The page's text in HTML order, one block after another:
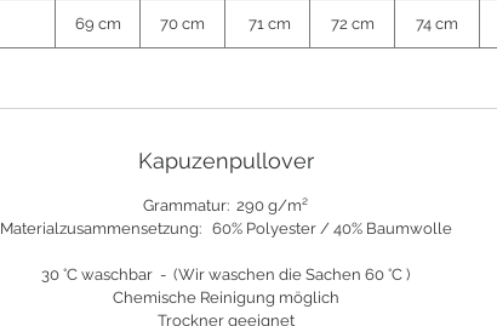
69 cm 70 cm 71 cm 72 cm 74 cm
Kapuzenpullover
Grammatur: 290 g/m²
Materialzusammensetzung: 60% Polyester / 40% Baumwolle
30 °C waschbar - (Wir waschen die Sachen 60 °C )
Chemische Reinigung möglich
Trockner geeignet